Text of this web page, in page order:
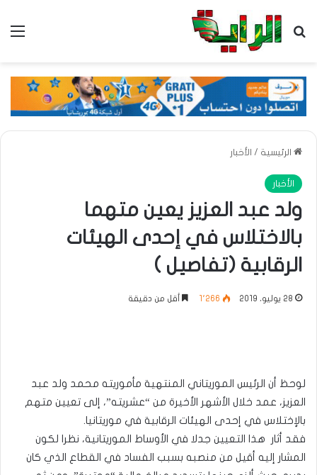
بحث عن
الرئيسية / الأخبار
الأخبار
ولد عبد العزيز يعين متهما
بالاختلاس في إحدى الهيئات
الرقابية (تفاصيل )
28 يوليو، 2019 1٬266 أقل من دقيقة
لوحظ أن الرئيس الموريتاني المنتهية مأموريته محمد ولد عبد
العزيز، عمد خلال الأشهر الأخيرة من “عشريته”، إلى تعيين متهم
بالإختلاس في إحدى الهيئات الرقابية في موريتانيا.
فقد أثار هذا التعيين جدلا في الأوساط الموريتانية، نظرا لكون
المشار إليه أقيل من منصبه بسبب الفساد في القطاع الذي كان